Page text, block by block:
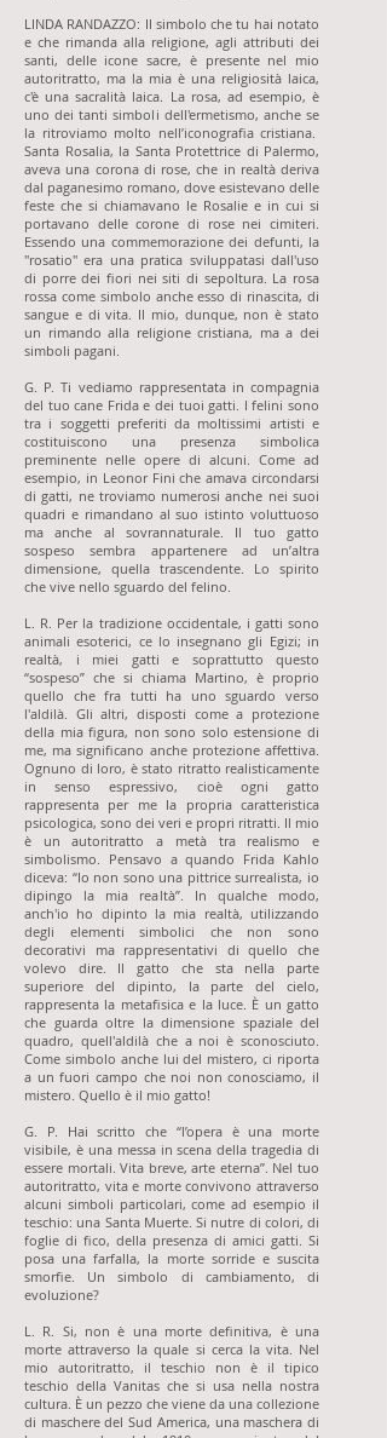
LINDA RANDAZZO: Il simbolo che tu hai notato
e che rimanda alla religione, agli attributi dei
santi, delle icone sacre, è presente nel mio
autoritratto, ma la mia è una religiosità laica,
c'è una sacralità laica. La rosa, ad esempio, è
uno dei tanti simboli dell'ermetismo, anche se
la ritroviamo molto nell’iconografia cristiana.
Santa Rosalia, la Santa Protettrice di Palermo,
aveva una corona di rose, che in realtà deriva
dal paganesimo romano, dove esistevano delle
feste che si chiamavano le Rosalie e in cui si
portavano delle corone di rose nei cimiteri.
Essendo una commemorazione dei defunti, la
"rosatio" era una pratica sviluppatasi dall'uso
di porre dei fiori nei siti di sepoltura. La rosa
rossa come simbolo anche esso di rinascita, di
sangue e di vita. Il mio, dunque, non è stato
un rimando alla religione cristiana, ma a dei
simboli pagani.
G. P. Ti vediamo rappresentata in compagnia
del tuo cane Frida e dei tuoi gatti. I felini sono
tra i soggetti preferiti da moltissimi artisti e
costituiscono una presenza simbolica
preminente nelle opere di alcuni. Come ad
esempio, in Leonor Fini che amava circondarsi
di gatti, ne troviamo numerosi anche nei suoi
quadri e rimandano al suo istinto voluttuoso
ma anche al sovrannaturale. Il tuo gatto
sospeso sembra appartenere ad un’altra
dimensione, quella trascendente. Lo spirito
che vive nello sguardo del felino.
L. R. Per la tradizione occidentale, i gatti sono
animali esoterici, ce lo insegnano gli Egizi; in
realtà, i miei gatti e soprattutto questo
“sospeso” che si chiama Martino, è proprio
quello che fra tutti ha uno sguardo verso
l'aldilà. Gli altri, disposti come a protezione
della mia figura, non sono solo estensione di
me, ma significano anche protezione affettiva.
Ognuno di loro, è stato ritratto realisticamente
in senso espressivo, cioè ogni gatto
rappresenta per me la propria caratteristica
psicologica, sono dei veri e propri ritratti. Il mio
è un autoritratto a metà tra realismo e
simbolismo. Pensavo a quando Frida Kahlo
diceva: “Io non sono una pittrice surrealista, io
dipingo la mia realtà”. In qualche modo,
anch'io ho dipinto la mia realtà, utilizzando
degli elementi simbolici che non sono
decorativi ma rappresentativi di quello che
volevo dire. Il gatto che sta nella parte
superiore del dipinto, la parte del cielo,
rappresenta la metafisica e la luce. È un gatto
che guarda oltre la dimensione spaziale del
quadro, quell'aldilà che a noi è sconosciuto.
Come simbolo anche lui del mistero, ci riporta
a un fuori campo che noi non conosciamo, il
mistero. Quello è il mio gatto!
G. P. Hai scritto che “l’opera è una morte
visibile, è una messa in scena della tragedia di
essere mortali. Vita breve, arte eterna”. Nel tuo
autoritratto, vita e morte convivono attraverso
alcuni simboli particolari, come ad esempio il
teschio: una Santa Muerte. Si nutre di colori, di
foglie di fico, della presenza di amici gatti. Si
posa una farfalla, la morte sorride e suscita
smorfie. Un simbolo di cambiamento, di
evoluzione?
L. R. Si, non è una morte definitiva, è una
morte attraverso la quale si cerca la vita. Nel
mio autoritratto, il teschio non è il tipico
teschio della Vanitas che si usa nella nostra
cultura. È un pezzo che viene da una collezione
di maschere del Sud America, una maschera di